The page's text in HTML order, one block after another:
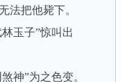
法把他毙下。
玉子”惊叫出
神”为之色变。